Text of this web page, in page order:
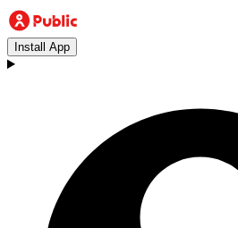
Install App